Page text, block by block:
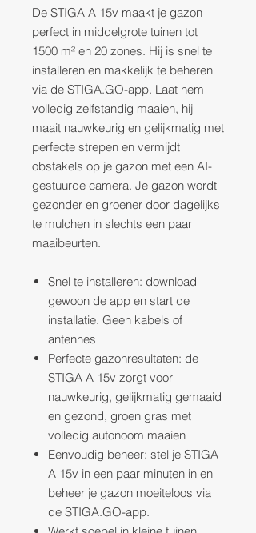
De STIGA A 15v maakt je gazon
perfect in middelgrote tuinen tot
1500 m² en 20 zones. Hij is snel te
installeren en makkelijk te beheren
via de STIGA.GO-app. Laat hem
volledig zelfstandig maaien, hij
maait nauwkeurig en gelijkmatig met
perfecte strepen en vermijdt
obstakels op je gazon met een AI-
gestuurde camera. Je gazon wordt
gezonder en groener door dagelijks
te mulchen in slechts een paar
maaibeurten.
Snel te installeren: download
gewoon de app en start de
installatie. Geen kabels of
antennes
Perfecte gazonresultaten: de
STIGA A 15v zorgt voor
nauwkeurig, gelijkmatig gemaaid
en gezond, groen gras met
volledig autonoom maaien
Eenvoudig beheer: stel je STIGA
A 15v in een paar minuten in en
beheer je gazon moeiteloos via
de STIGA.GO-app.